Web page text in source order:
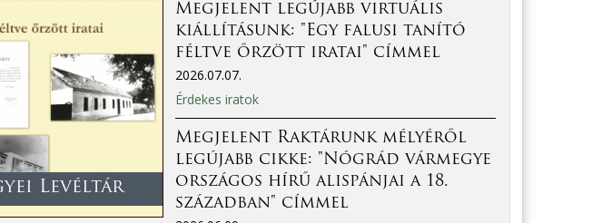
Levéltár
Megjelent legújabb virtuális
kiállításunk: "Egy falusi tanító
féltve őrzött iratai" címmel
2026.07.07.
Érdekes iratok
Megjelent Raktárunk mélyéről
legújabb cikke: "Nógrád vármegye
országos hírű alispánjai a 18.
században" címmel